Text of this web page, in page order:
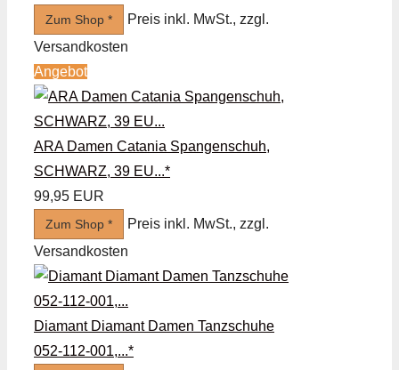
Zum Shop *
Preis inkl. MwSt., zzgl.
Versandkosten
Angebot
ARA Damen Catania Spangenschuh,
SCHWARZ, 39 EU...*
99,95 EUR
Zum Shop *
Preis inkl. MwSt., zzgl.
Versandkosten
Diamant Diamant Damen Tanzschuhe
052-112-001,...*